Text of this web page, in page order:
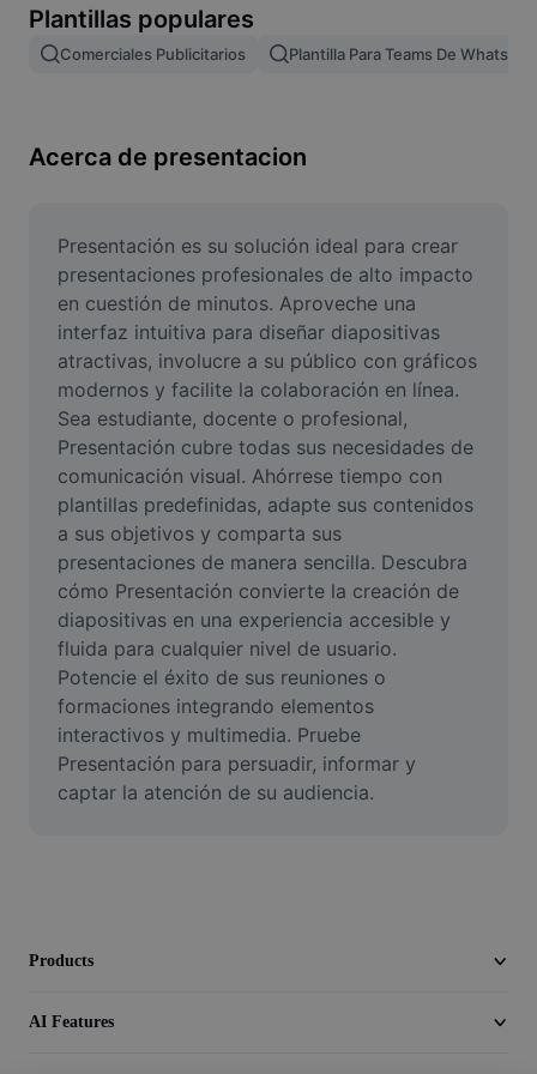
Remove image BG
Image merge
Resize Image
Meme Generator
AI Text Remover
AI People Remover
AI Inpainting
Face Cutout
Remove video BG
Enhance quality
Video Editor
Trim Video
Add Subtitles To Video
Plantillas populares
Comerciales Publicitarios Plantilla Para Teams De WhatsApp
Acerca de presentacion
Presentación es su solución ideal para crear
presentaciones profesionales de alto impacto
en cuestión de minutos. Aproveche una
interfaz intuitiva para diseñar diapositivas
atractivas, involucre a su público con gráficos
modernos y facilite la colaboración en línea.
Sea estudiante, docente o profesional,
Presentación cubre todas sus necesidades de
comunicación visual. Ahórrese tiempo con
plantillas predefinidas, adapte sus contenidos
a sus objetivos y comparta sus
presentaciones de manera sencilla. Descubra
cómo Presentación convierte la creación de
diapositivas en una experiencia accesible y
fluida para cualquier nivel de usuario.
Potencie el éxito de sus reuniones o
formaciones integrando elementos
interactivos y multimedia. Pruebe
Presentación para persuadir, informar y
captar la atención de su audiencia.
Products
AI Features